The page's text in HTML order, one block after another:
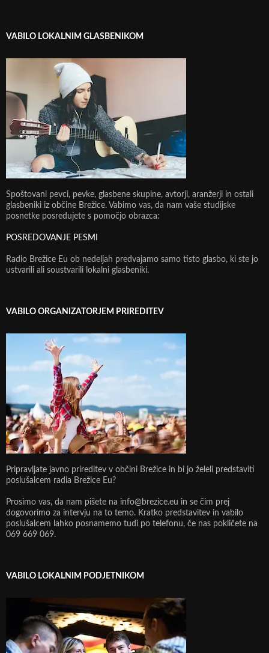
VABILO LOKALNIM GLASBENIKOM
Spoštovani pevci, pevke, glasbene skupine, avtorji, aranžerji in ostali
glasbeniki iz občine Brežice. Vabimo vas, da nam vaše studijske
posnetke posredujete s pomočjo obrazca:
POSREDOVANJE PESMI
Radio Brežice Eu ob nedeljah predvajamo samo tisto glasbo, ki ste jo
ustvarili ali soustvarili lokalni glasbeniki.
VABILO ORGANIZATORJEM PRIREDITEV
Pripravljate javno prireditev v občini Brežice in bi jo želeli predstaviti
poslušalcem radia Brežice Eu?
Prosimo vas, da nam pišete na info@brezice.eu in se čim prej
dogovorimo za intervju na to temo. Kratko predstavitev in vabilo
poslušalcem lahko posnamemo tudi po telefonu, če nas pokličete na
069 669 069.
VABILO LOKALNIM PODJETNIKOM